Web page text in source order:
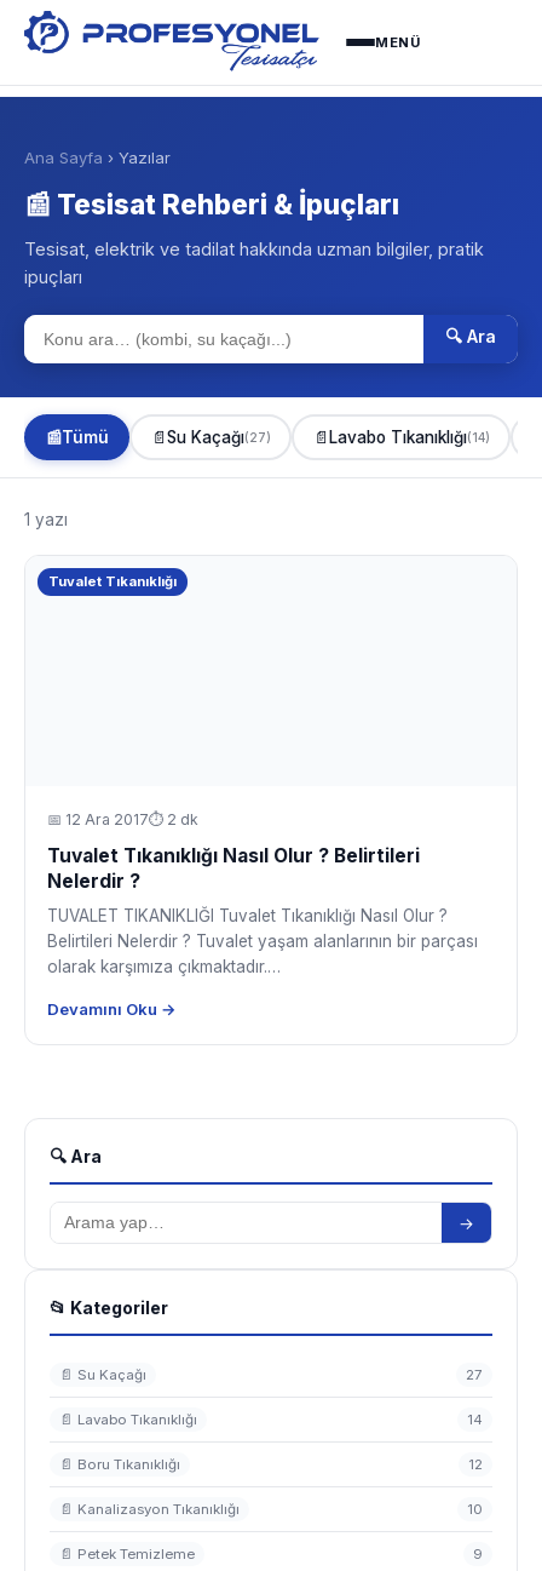
MENÜ
Ana Sayfa › Yazılar
📰 Tesisat Rehberi & İpuçları
Tesisat, elektrik ve tadilat hakkında uzman bilgiler, pratik
ipuçları
🔍 Ara
📰Tümü 📄Su Kaçağı(27) 📄Lavabo Tıkanıklığı(14)
1 yazı
Tuvalet Tıkanıklığı
📅 12 Ara 2017⏱ 2 dk
Tuvalet Tıkanıklığı Nasıl Olur ? Belirtileri
Nelerdir ?
TUVALET TIKANIKLIĞI Tuvalet Tıkanıklığı Nasıl Olur ?
Belirtileri Nelerdir ? Tuvalet yaşam alanlarının bir parçası
olarak karşımıza çıkmaktadır.…
Devamını Oku →
🔍 Ara
→
📂 Kategoriler
📄 Su Kaçağı 27
📄 Lavabo Tıkanıklığı 14
📄 Boru Tıkanıklığı 12
📄 Kanalizasyon Tıkanıklığı 10
📄 Petek Temizleme 9